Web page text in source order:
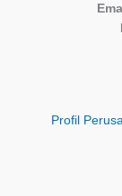
Profil